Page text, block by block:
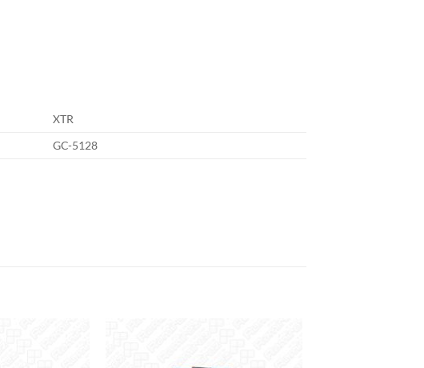
XTR
GC-5128